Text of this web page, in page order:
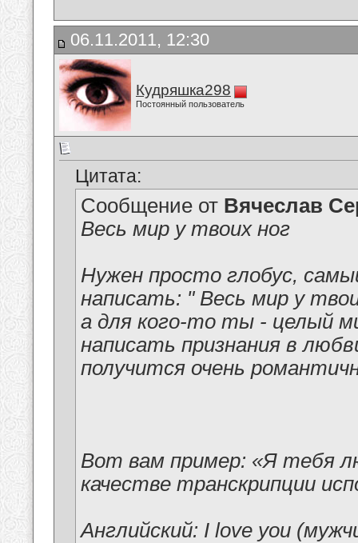
06.11.2011, 12:30
Кудряшка298
Постоянный пользователь
Цитата:
Сообщение от Вячеслав
Весь мир у твоих ног
Нужен просто глобус,
написать: " Весь мир у
а для кого-то ты - целый
написать признания в
получится очень
Вот вам пример: «Я тебя
качестве транскрипции
Английский: I love you